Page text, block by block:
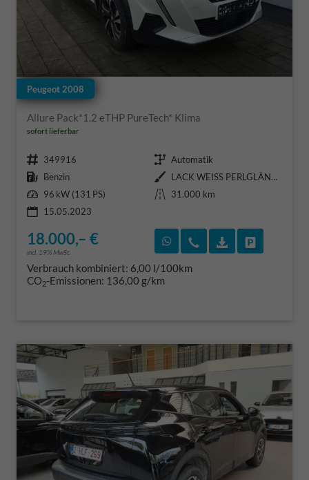
Peugeot 2008
Allure Pack*1.2 eTHP PureTech* Klima
sofort lieferbar
Fahrzeugnr. 349916 Getriebe Automatik
Kraftstoff Benzin Außenfarbe
LACK WEISS PERLGLÄNZENDTYP AUSSENVERKLEIDUNG DREI SCHICHTEN PER (Weiß)
Leistung 96 kW (131 PS) Kilometerstand
31.000 km
15.05.2023
18.000,– €
incl. 19% MwSt.
Rückruf vereinbaren
Wir rufen Sie an
Verbrauch kombiniert: 6,00 l/100km
CO2-Emissionen: 136,00 g/km